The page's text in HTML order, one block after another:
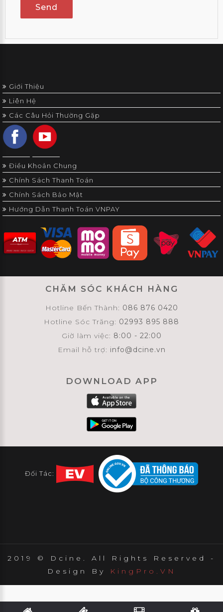
Send
Giới Thiệu
Liên Hệ
Các Câu Hỏi Thường Gặp
Điều Khoản Chung
Chính Sách Thanh Toán
Chính Sách Bảo Mật
Hướng Dẫn Thanh Toán VNPAY
CHĂM SÓC KHÁCH HÀNG
Hotline Bến Thành: 086 876 0420
Hotline Sóc Trăng: 02993 895 888
Giờ làm việc: 8:00 - 22:00
Email hỗ trợ: info@dcine.vn
DOWNLOAD APP
Đối Tác:
2019 © Dcine. All Rights Reserved -
Design By
KingPro.VN